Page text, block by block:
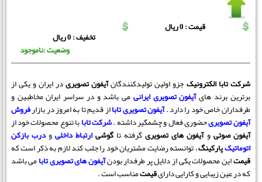
قیمت : 0 ریال
تخفیف : 0 ریال
وضعیت :ناموجود
شرکت تابا الکترونیکجزو اولین تولیدکنندگانآیفون تصویریدر ایران و یکی از
برترین برند هایآیفون تصویری ایرانیمی باشد و در سراسر ایران مخاطبین و
طرفداران خاص خود را دارد .آیفون تصویری تابااز قدیم تا به امروز در بازارفروش
آیفون تصویریحضوری فعال و چشمگیر داشته .شرکت تابابا تنوع محصولات خود از
آیفون صوتیوآیفون های تصویریگرفته تا گوشیارتباط داخلیودرب بازکن
اتوماتیکپارکینگ، توانسته رضایت مشتریان خود را جلب کند لازم به ذکر است که
قیمتاین محصولات یکی از دلایل پر طرفدار بودنآیفون های تصویری تابامی باشد
که در عین زیبایی و کارایی دارایقیمتمناسب است .